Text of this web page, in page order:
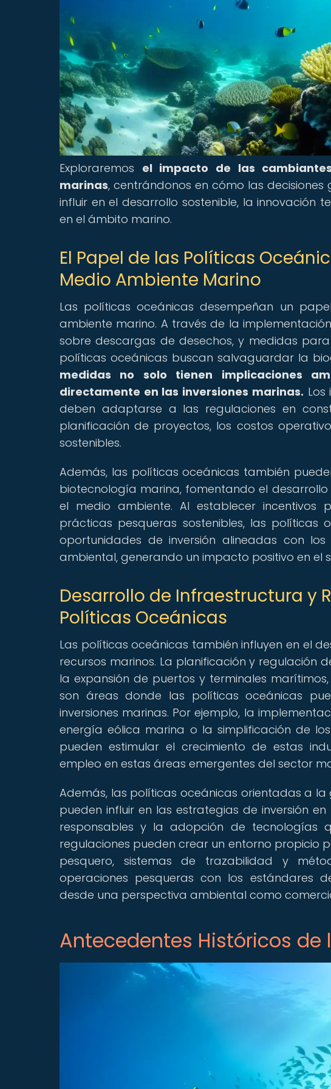
Exploraremos el impacto de las
marinas, centrándonos en cómo las
influir en el desarrollo sostenible, la
en el ámbito marino.
El Papel de las Políticas
Medio Ambiente Marino
Las políticas oceánicas desempeñan un
ambiente marino. A través de la
sobre descargas de desechos, y medidas
políticas oceánicas buscan salvaguardar la
medidas no solo tienen implicaciones
directamente en las inversiones marinas.
deben adaptarse a las regulaciones en
planificación de proyectos, los costos
sostenibles.
Además, las políticas oceánicas también
biotecnología marina, fomentando el
el medio ambiente. Al establecer
prácticas pesqueras sostenibles, las
oportunidades de inversión alineadas con
ambiental, generando un impacto positivo en el
Desarrollo de Infraestructura y
Políticas Oceánicas
Las políticas oceánicas también influyen en el
recursos marinos. La planificación y regulación
la expansión de puertos y terminales
son áreas donde las políticas oceánicas
inversiones marinas. Por ejemplo, la
energía eólica marina o la simplificación de
pueden estimular el crecimiento de estas
empleo en estas áreas emergentes del sector
Además, las políticas oceánicas orientadas a la
pueden influir en las estrategias de inversión
responsables y la adopción de tecnologías
regulaciones pueden crear un entorno propicio
pesquero, sistemas de trazabilidad y
operaciones pesqueras con los estándares
desde una perspectiva ambiental como
Antecedentes Históricos de